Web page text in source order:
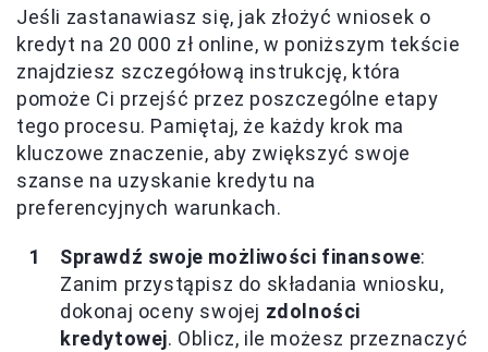
Jeśli zastanawiasz się, jak złożyć wniosek o
kredyt na 20 000 zł online, w poniższym tekście
znajdziesz szczegółową instrukcję, która
pomoże Ci przejść przez poszczególne etapy
tego procesu. Pamiętaj, że każdy krok ma
kluczowe znaczenie, aby zwiększyć swoje
szanse na uzyskanie kredytu na
preferencyjnych warunkach.
Sprawdź swoje możliwości finansowe:
Zanim przystąpisz do składania wniosku,
dokonaj oceny swojej zdolności
kredytowej. Oblicz, ile możesz przeznaczyć